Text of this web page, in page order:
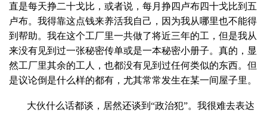
直是每天挣二十戈比，或者说，每月挣四卢布四十戈比到五
卢布。我得靠这点钱来养活我自己，因为我从哪里也不能得
到帮助。我在这个工厂里一共做了将近三年的工，但是我从
来没有见到过一张秘密传单或是一本秘密小册子。真的，显
然工厂里其余的工人，也都没有见到过任何类似的东西。但
是议论倒是什么样的都有，尤其常常发生在某一间屋子里。
大伙什么话都谈，居然还谈到“政治犯”。我很难去表达